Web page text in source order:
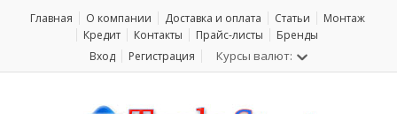
Главная О компании Доставка и оплата Статьи
Монтаж
Кредит
Контакты Прайс-листы
Бренды
Вход
Регистрация Курсы валют: